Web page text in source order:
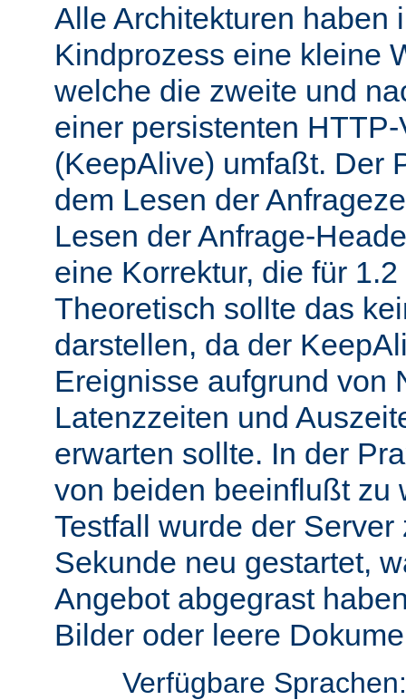
Alle Architekturen haben
Kindprozess eine kleine
welche die zweite und
einer persistenten
(KeepAlive) umfaßt. Der
dem Lesen der
Lesen der Anfrage-
eine Korrektur, die für
Theoretisch sollte das
darstellen, da der
Ereignisse aufgrund von
Latenzzeiten und
erwarten sollte. In der
von beiden beeinflußt zu
Testfall wurde der
Sekunde neu gestartet,
Angebot abgegrast
Bilder oder leere
Verfügbare